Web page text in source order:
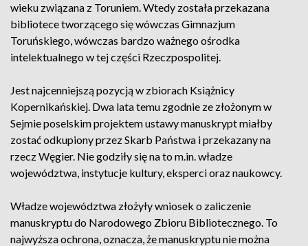
wieku związana z Toruniem. Wtedy została przekazana
bibliotece tworzącego się wówczas Gimnazjum
Toruńskiego, wówczas bardzo ważnego ośrodka
intelektualnego w tej części Rzeczpospolitej.
Jest najcenniejszą pozycją w zbiorach Książnicy
Kopernikańskiej. Dwa lata temu zgodnie ze złożonym w
Sejmie poselskim projektem ustawy manuskrypt miałby
zostać odkupiony przez Skarb Państwa i przekazany na
rzecz Węgier. Nie godziły się na to m.in. władze
województwa, instytucje kultury, eksperci oraz naukowcy.
Władze województwa złożyły wniosek o zaliczenie
manuskryptu do Narodowego Zbioru Bibliotecznego. To
najwyższa ochrona, oznacza, że manuskryptu nie można